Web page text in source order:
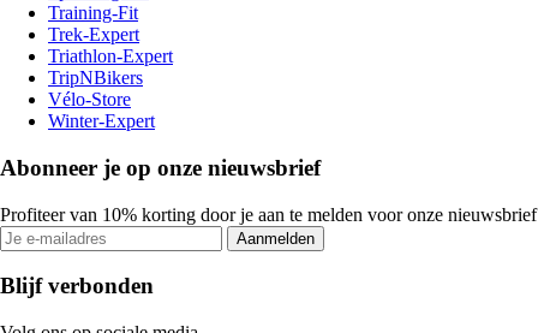
Training-Fit
Trek-Expert
Triathlon-Expert
TripNBikers
Vélo-Store
Winter-Expert
Abonneer je op onze nieuwsbrief
Profiteer van 10% korting door je aan te melden voor onze nieuwsbrief
Aanmelden
Blijf verbonden